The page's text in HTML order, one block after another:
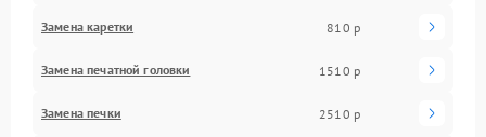
Замена каретки 810 р
Замена печатной головки 1510 р
Замена печки 2510 р